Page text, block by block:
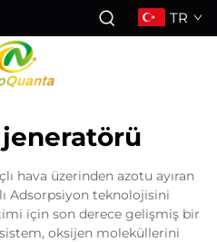
TR
hava üzerinden azotu ayıran
Adsorpsiyon teknolojisini
için son derece gelişmiş bir
oksijen moleküllerini